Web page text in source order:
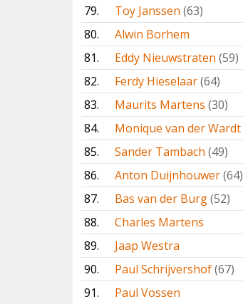
79.
Toy Janssen (63)
80.
Alwin Borhem
81.
Eddy Nieuwstraten (59)
82.
Ferdy Hieselaar(64)
83.
Maurits Martens (30)
84.
Monique van der Wardt
85.
Sander Tambach (49)
86.
Anton Duijnhouwer(64)
87.
Bas van der Burg(52)
88.
Charles Martens
89.
Jaap Westra
90.
Paul Schrijvershof(67)
91.
Paul Vossen